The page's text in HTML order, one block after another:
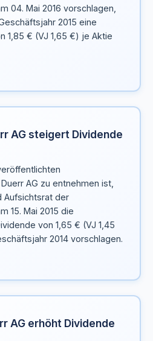
04. Mai 2016 vorschlagen,
2015 eine
1,85 € (VJ 1,65 €) je Aktie
AG steigert Dividende
AG zu entnehmen ist,
Aufsichtsrat der
15. Mai 2015 die
von 1,65 € (VJ 1,45
2014 vorschlagen.
AG erhöht Dividende